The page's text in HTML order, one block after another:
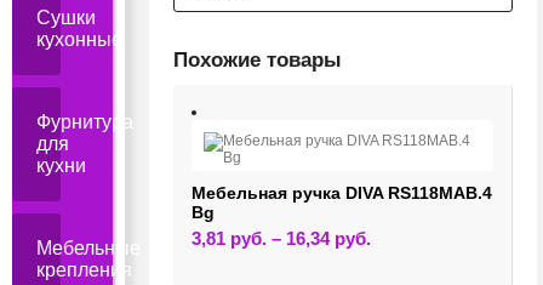
Сушки
кухонные
Фурнитура
для
кухни
Мебельные
крепления
Похожие товары
Мебельная ручка DIVA RS118MAB.4
Bg
3,81 руб. – 16,34 руб.